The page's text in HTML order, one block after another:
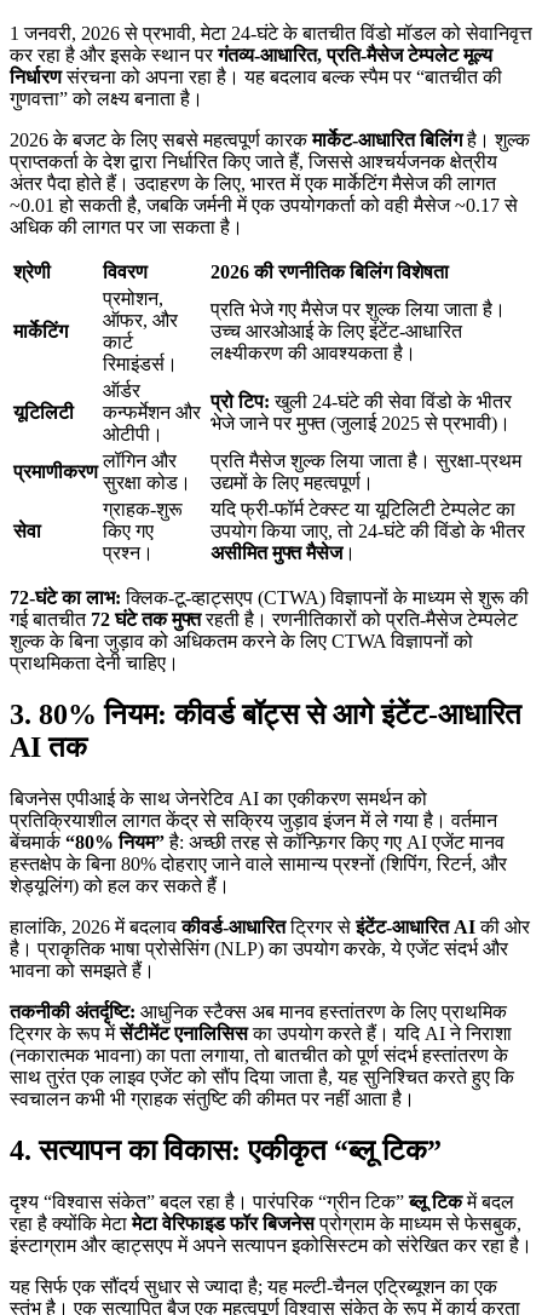
1 जनवरी, 2026 से प्रभावी, मेटा 24-घंटे के बातचीत विंडो मॉडल को सेवानिवृत्त
कर रहा है और इसके स्थान परगंतव्य-आधारित, प्रति-मैसेज टेम्पलेट मूल्य
निर्धारणसंरचना को अपना रहा है। यह बदलाव बल्क स्पैम पर “बातचीत की
गुणवत्ता” को लक्ष्य बनाता है।
2026 के बजट के लिए सबसे महत्वपूर्ण कारकमार्केट-आधारित बिलिंगहै। शुल्क
प्राप्तकर्ता के देश द्वारा निर्धारित किए जाते हैं, जिससे आश्चर्यजनक क्षेत्रीय
अंतर पैदा होते हैं। उदाहरण के लिए, भारत में एक मार्केटिंग मैसेज की लागत
~0.01 हो सकती है, जबकि जर्मनी में एक उपयोगकर्ता को वही मैसेज ~0.17 से
अधिक की लागत पर जा सकता है।
श्रेणी विवरण 2026 की रणनीतिक बिलिंग विशेषता
मार्केटिंग
प्रमोशन,
ऑफर, और
कार्ट
रिमाइंडर्स।
प्रति भेजे गए मैसेज पर शुल्क लिया जाता है।
उच्च आरओआई के लिए इंटेंट-आधारित
लक्ष्यीकरण की आवश्यकता है।
यूटिलिटी
ऑर्डर
कन्फर्मेशन और
ओटीपी।
प्रो टिप: खुली 24-घंटे की सेवा विंडो के भीतर
भेजे जाने पर मुफ्त (जुलाई 2025 से प्रभावी)।
प्रमाणीकरण
लॉगिन और
सुरक्षा कोड।
प्रति मैसेज शुल्क लिया जाता है। सुरक्षा-प्रथम
उद्यमों के लिए महत्वपूर्ण।
सेवा
ग्राहक-शुरू
किए गए
प्रश्न।
यदि फ्री-फॉर्म टेक्स्ट या यूटिलिटी टेम्पलेट का
उपयोग किया जाए, तो 24-घंटे की विंडो के भीतर
असीमित मुफ्त मैसेज।
72-घंटे का लाभ: क्लिक-टू-व्हाट्सएप (CTWA) विज्ञापनों के माध्यम से शुरू की
गई बातचीत 72 घंटे तक मुफ्तरहती है। रणनीतिकारों को प्रति-मैसेज टेम्पलेट
शुल्क के बिना जुड़ाव को अधिकतम करने के लिए CTWA विज्ञापनों को
प्राथमिकता देनी चाहिए।
3. 80% नियम: कीवर्ड बॉट्स से आगे इंटेंट-आधारित
AI तक
बिजनेस एपीआई के साथ जेनरेटिव AI का एकीकरण समर्थन को
प्रतिक्रियाशील लागत केंद्र से सक्रिय जुड़ाव इंजन में ले गया है। वर्तमान
बेंचमार्क“80% नियम”है: अच्छी तरह से कॉन्फ़िगर किए गए AI एजेंट मानव
हस्तक्षेप के बिना 80% दोहराए जाने वाले सामान्य प्रश्नों (शिपिंग, रिटर्न, और
शेड्यूलिंग) को हल कर सकते हैं।
हालांकि, 2026 में बदलावकीवर्ड-आधारितट्रिगर सेइंटेंट-आधारित AIकी ओर
है। प्राकृतिक भाषा प्रोसेसिंग (NLP) का उपयोग करके, ये एजेंट संदर्भ और
भावना को समझते हैं।
तकनीकी अंतर्दृष्टि: आधुनिक स्टैक्स अब मानव हस्तांतरण के लिए प्राथमिक
ट्रिगर के रूप मेंसेंटीमेंट एनालिसिसका उपयोग करते हैं। यदि AI ने निराशा
(नकारात्मक भावना) का पता लगाया, तो बातचीत को पूर्ण संदर्भ हस्तांतरण के
साथ तुरंत एक लाइव एजेंट को सौंप दिया जाता है, यह सुनिश्चित करते हुए कि
स्वचालन कभी भी ग्राहक संतुष्टि की कीमत पर नहीं आता है।
4. सत्यापन का विकास: एकीकृत “ब्लू टिक”
दृश्य “विश्वास संकेत” बदल रहा है। पारंपरिक “ग्रीन टिक”ब्लू टिकमें बदल
रहा है क्योंकि मेटामेटा वेरिफाइड फॉर बिजनेसप्रोग्राम के माध्यम से फेसबुक,
इंस्टाग्राम और व्हाट्सएप में अपने सत्यापन इकोसिस्टम को संरेखित कर रहा है।
यह सिर्फ एक सौंदर्य सुधार से ज्यादा है; यह मल्टी-चैनल एट्रिब्यूशन का एक
स्तंभ है। एक सत्यापित बैज एक महत्वपूर्ण विश्वास संकेत के रूप में कार्य करता